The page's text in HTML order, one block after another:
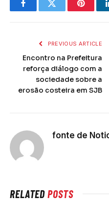
FacebookTwitter
PREVIOUS ARTICLE
Encontro na Prefeitura
reforça diálogo com a
sociedade sobre a
erosão costeira em SJB
fonte de
RELATEDPOSTS